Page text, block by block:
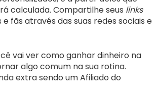
calculada. Compartilhe seus links
fãs através das suas redes sociais e
vai ver como ganhar dinheiro na
algo comum na sua rotina.
extra sendo um Afiliado do